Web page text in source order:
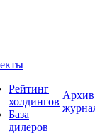
Рейтинг
холдингов
База
дилеров
Архив